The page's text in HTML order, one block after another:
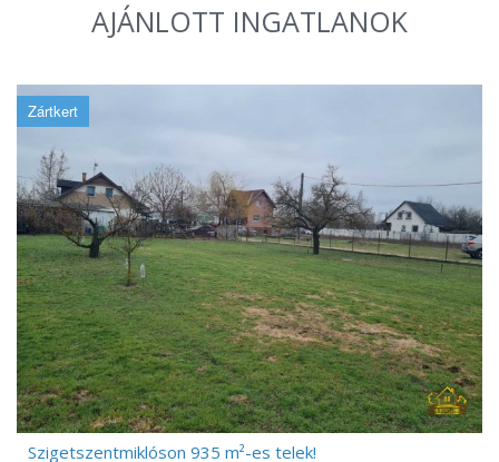
AJÁNLOTT INGATLANOK
Zártkert
Szigetszentmiklóson 935 m²-es telek!